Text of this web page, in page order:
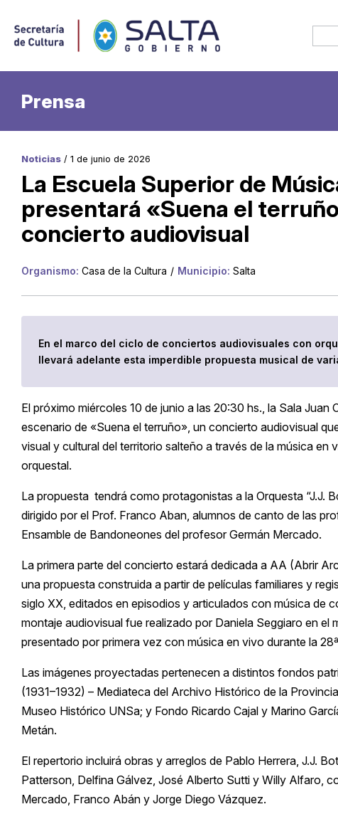
Prensa
Noticias / 1 de junio de 2026
La Escuela Superior de
presentará «Suena el
concierto audiovisual
Organismo: Casa de la Cultura / Municipio: Salta
En el marco del ciclo de conciertos audiovisuales con
llevará adelante esta imperdible propuesta musical de
El próximo miércoles 10 de junio a las 20:30 hs., la Sala Juan
escenario de «Suena el terruño», un concierto audiovisual
visual y cultural del territorio salteño a través de la música
orquestal.
La propuesta tendrá como protagonistas a la Orquesta “J.J.
dirigido por el Prof. Franco Aban, alumnos de canto de las
Ensamble de Bandoneones del profesor Germán Mercado.
La primera parte del concierto estará dedicada a AA (Abrir
una propuesta construida a partir de películas familiares y
siglo XX, editados en episodios y articulados con música de
montaje audiovisual fue realizado por Daniela Seggiaro en
presentado por primera vez con música en vivo durante la
Las imágenes proyectadas pertenecen a distintos fondos
(1931–1932) – Mediateca del Archivo Histórico de la
Museo Histórico UNSa; y Fondo Ricardo Cajal y Marino
Metán.
El repertorio incluirá obras y arreglos de Pablo Herrera, J.J.
Patterson, Delfina Gálvez, José Alberto Sutti y Willy Alfaro,
Mercado, Franco Abán y Jorge Diego Vázquez.